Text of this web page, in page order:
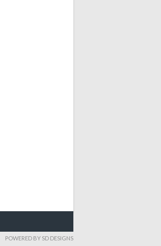
POWERED BY SD DESIGNS